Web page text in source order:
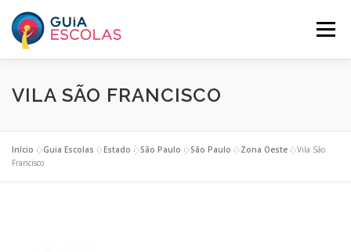
para
conteúdo
Menu
HOME ESCOLAS ASSINANTES
BUSCAR ESCOLAS PANORAMA EDUCACIONAL
VILA SÃO FRANCISCO
Início »Guia Escolas »Estado »São Paulo »São Paulo »Zona Oeste »Vila São
Francisco